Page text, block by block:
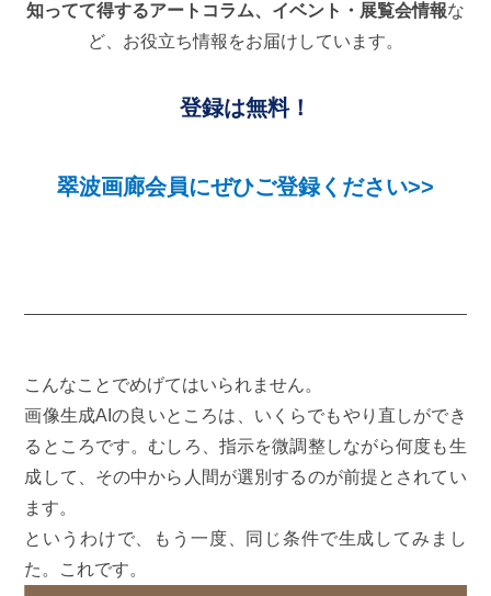
知ってて得するアートコラム、イベント・展覧会情報な
ど、お役立ち情報をお届けしています。
登録は無料！
翠波画廊会員にぜひご登録ください>>
こんなことでめげてはいられません。
画像生成AIの良いところは、いくらでもやり直しができ
るところです。むしろ、指示を微調整しながら何度も生
成して、その中から人間が選別するのが前提とされてい
ます。
というわけで、もう一度、同じ条件で生成してみまし
た。これです。